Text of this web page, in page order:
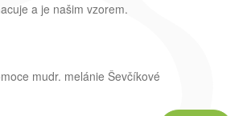
a je našim vzorem.